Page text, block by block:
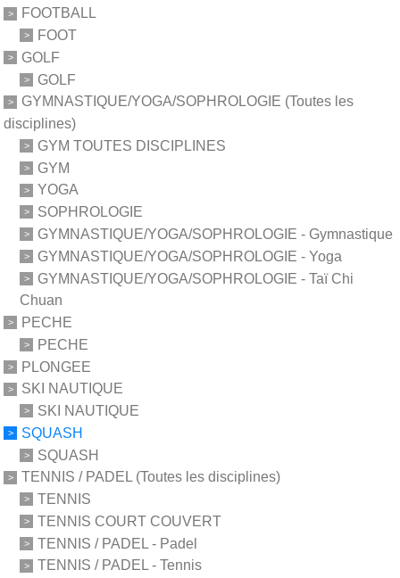
FOOTBALL
FOOT
GOLF
GOLF
GYMNASTIQUE/YOGA/SOPHROLOGIE (Toutes les
disciplines)
GYM TOUTES DISCIPLINES
GYM
YOGA
SOPHROLOGIE
GYMNASTIQUE/YOGA/SOPHROLOGIE - Gymnastique
GYMNASTIQUE/YOGA/SOPHROLOGIE - Yoga
GYMNASTIQUE/YOGA/SOPHROLOGIE - Taï Chi
Chuan
PECHE
PECHE
PLONGEE
SKI NAUTIQUE
SKI NAUTIQUE
SQUASH
SQUASH
TENNIS / PADEL (Toutes les disciplines)
TENNIS
TENNIS COURT COUVERT
TENNIS / PADEL - Padel
TENNIS / PADEL - Tennis